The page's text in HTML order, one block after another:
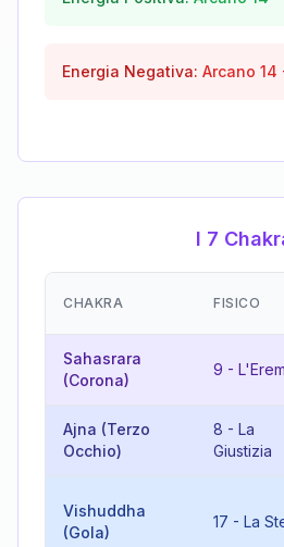
Energia Negativa: Arcano 14
I 7
CHAKRA FISICO
Sahasrara
(Corona)
9 -
Ajna (Terzo
Occhio)
8 - La
Giustizia
Vishuddha
(Gola)
17 - La